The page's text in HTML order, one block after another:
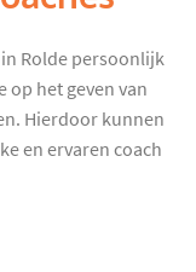
Rolde persoonlijk
op het geven van
Hierdoor kunnen
en ervaren coach